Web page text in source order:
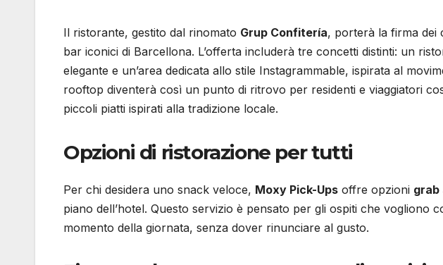
Il ristorante, gestito dal rinomato Grup Confitería, porterà la firma dei
bar iconici di Barcellona. L’offerta includerà tre concetti distinti: un
elegante e un’area dedicata allo stile Instagrammable, ispirata al
rooftop diventerà così un punto di ritrovo per residenti e viaggiatori
piccoli piatti ispirati alla tradizione locale.
Opzioni di ristorazione per tutti
Per chi desidera uno snack veloce, Moxy Pick-Ups offre opzioni grab
piano dell’hotel. Questo servizio è pensato per gli ospiti che vogliono
momento della giornata, senza dover rinunciare al gusto.